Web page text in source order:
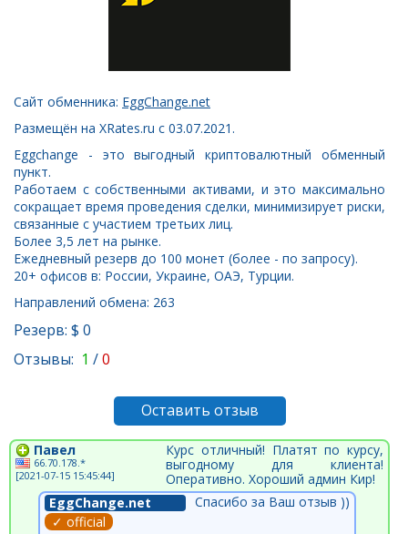
Сайт обменника: EggChange.net
Размещён на XRates.ru с 03.07.2021.
Eggchange - это выгодный криптовалютный обменный
пункт.
Работаем с собственными активами, и это максимально
сокращает время проведения сделки, минимизирует риски,
связанные с участием третьих лиц.
Более 3,5 лет на рынке.
Ежедневный резерв до 100 монет (более - по запросу).
20+ офисов в: России, Украине, ОАЭ, Турции.
Направлений обмена: 263
Резерв: $ 0
Отзывы: 1 /0
Оставить отзыв
Павел
66.70.178.*
[2021-07-15 15:45:44]
Курс отличный! Платят по курсу,
выгодному для клиента!
Оперативно. Хороший админ Кир!
EggChange.net
✓ official
Спасибо за Ваш отзыв ))